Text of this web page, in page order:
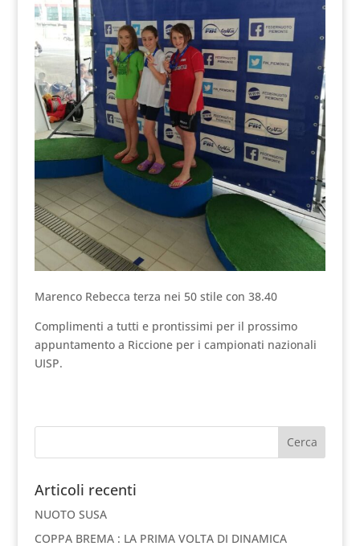
Marenco Rebecca terza nei 50 stile con 38.40
Complimenti a tutti e prontissimi per il prossimo
appuntamento a Riccione per i campionati nazionali
UISP.
Articoli recenti
NUOTO SUSA
COPPA BREMA : LA PRIMA VOLTA DI DINAMICA